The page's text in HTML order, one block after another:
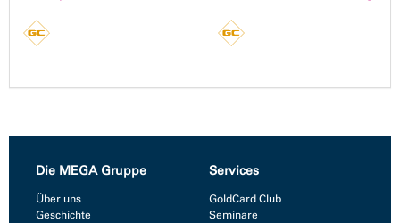
Die MEGA Gruppe
Über uns
Geschichte
Services
GoldCard Club
Seminare